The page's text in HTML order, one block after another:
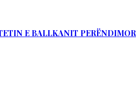
E BALLKANIT PERËNDIMOR